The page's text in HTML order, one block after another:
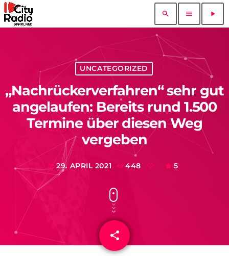
search menu play_arrow
UNCATEGORIZED
„Nachrückerverfahren“ sehr gut
angelaufen: Bereits rund 1.500
Termine über diesen Weg
vergeben
today 29. APRIL 2021 448 5
share
email